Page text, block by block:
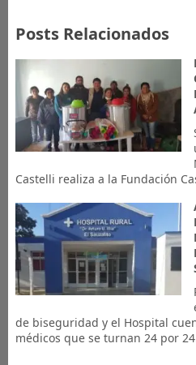
Posts Relacionados
Castelli realiza a la Fundación
de biseguridad y el Hospital
médicos que se turnan 24 por